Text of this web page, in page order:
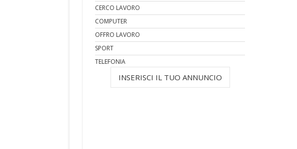
CERCO LAVORO
COMPUTER
OFFRO LAVORO
SPORT
TELEFONIA
INSERISCI IL TUO ANNUNCIO